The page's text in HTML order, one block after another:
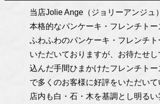
当店Jolie Ange（ジョリーアンジ
本格的なパンケーキ・フレンチト
ふわふわのパンケーキ・フレンチ
いただいておりますが、お待たせ
込んだ手間ひまかけたフレンチト
で多くのお客様に好評をいただいて
店内も白・石・木を基調とし明る